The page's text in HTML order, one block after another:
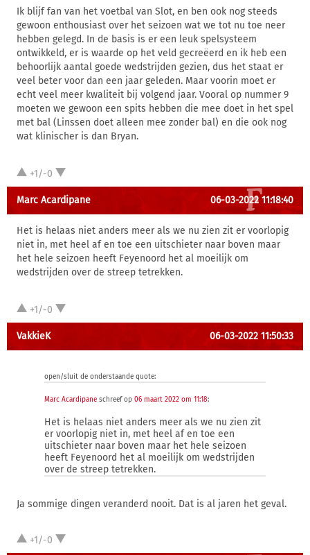
Ik blijf fan van het voetbal van Slot, en ben ook nog steeds
gewoon enthousiast over het seizoen wat we tot nu toe neer
hebben gelegd. In de basis is er een leuk spelsysteem
ontwikkeld, er is waarde op het veld gecreëerd en ik heb een
behoorlijk aantal goede wedstrijden gezien, dus het staat er
veel beter voor dan een jaar geleden. Maar voorin moet er
echt veel meer kwaliteit bij volgend jaar. Vooral op nummer 9
moeten we gewoon een spits hebben die mee doet in het spel
met bal (Linssen doet alleen mee zonder bal) en die ook nog
wat klinischer is dan Bryan.
+1/-0
Marc Acardipane 06-03-2022 11:18:40
Het is helaas niet anders meer als we nu zien zit er voorlopig
niet in, met heel af en toe een uitschieter naar boven maar
het hele seizoen heeft Feyenoord het al moeilijk om
wedstrijden over de streep tetrekken.
+1/-0
VakkieK 06-03-2022 11:50:33
open/sluit de onderstaande quote:
Marc Acardipane schreef op 06 maart 2022 om 11:18:
Het is helaas niet anders meer als we nu zien zit
er voorlopig niet in, met heel af en toe een
uitschieter naar boven maar het hele seizoen
heeft Feyenoord het al moeilijk om wedstrijden
over de streep tetrekken.
Ja sommige dingen veranderd nooit. Dat is al jaren het geval.
+1/-0